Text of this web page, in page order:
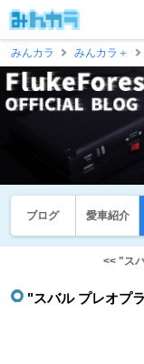
みんカラ
みんカラ＋
ブログ 愛車紹介
<< "ス
"スバル プレオプ